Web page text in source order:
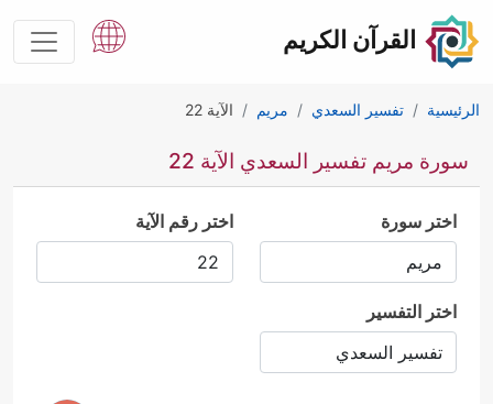
القرآن الكريم
الرئيسية تفسير السعدي مريم الآية 22
سورة مريم تفسير السعدي الآية 22
اختر سورة اختر رقم الآية
اختر التفسير